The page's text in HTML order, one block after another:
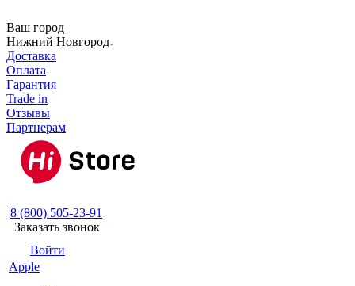
Ваш город
Нижний Новгород
Доставка
Оплата
Гарантия
Trade in
Отзывы
Партнерам
8 (800) 505-23-91
Заказать звонок
Войти
Apple